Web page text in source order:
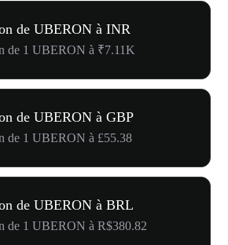
de UBERON à INR
de 1 UBERON à ₹7.11K
de UBERON à GBP
de 1 UBERON à £55.38
de UBERON à BRL
de 1 UBERON à R$380.82